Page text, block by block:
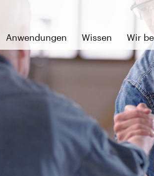
Anwendungen Wissen Wir